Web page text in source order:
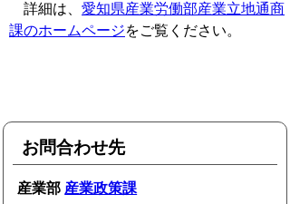
詳細は、 愛知県産業労働部産業立地通商
課のホームページをご覧ください。
お問合わせ先
産業部 産業政策課